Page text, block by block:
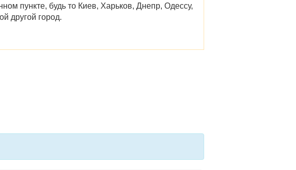
пункте, будь то Киев, Харьков, Днепр, Одессу,
другой город.